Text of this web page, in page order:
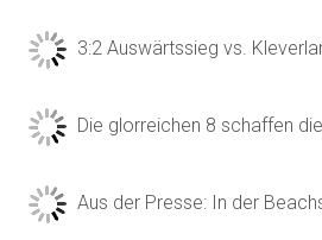
3:2 Auswärtssieg vs.
Die glorreichen 8 schaffen
Aus der Presse: In der